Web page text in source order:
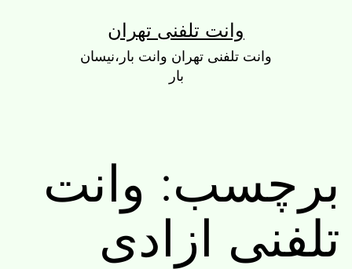
وانت تلفنی تهران
وانت تلفنی تهران وانت بار،نیسان
بار
برچسب: وانت
تلفنی ازادی